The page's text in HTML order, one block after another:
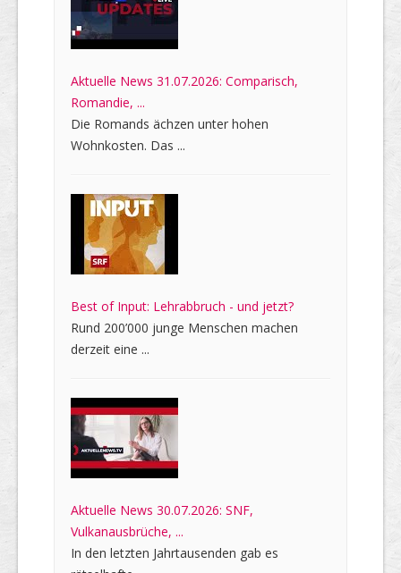
Aktuelle News 31.07.2026: Comparisch,
Romandie, ...
Die Romands ächzen unter hohen
Wohnkosten. Das ...
Best of Input: Lehrabbruch - und jetzt?
Rund 200’000 junge Menschen machen
derzeit eine ...
Aktuelle News 30.07.2026: SNF,
Vulkanausbrüche, ...
In den letzten Jahrtausenden gab es